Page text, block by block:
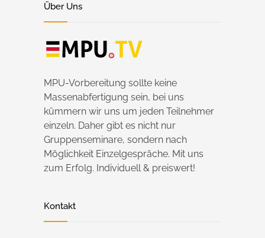
Über Uns
MPU-Vorbereitung sollte keine
Massenabfertigung sein, bei uns
kümmern wir uns um jeden Teilnehmer
einzeln. Daher gibt es nicht nur
Gruppenseminare, sondern nach
Möglichkeit Einzelgespräche. Mit uns
zum Erfolg. Individuell & preiswert!
Kontakt